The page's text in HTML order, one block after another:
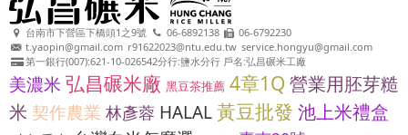
台南市下營區下橋頭1之9號 06-6892138
06-6792230
t.yaopin@gmail.com r91622023@ntu.edu.tw service.hongyu@gmail.com
第一銀行(007):621-10-026542分行:鹽水分行 戶名:弘昌碾米工廠
美濃米 弘昌碾米廠 黑豆茶推薦 4章1Q 營業用胚芽糙
米 契作農業 林彥蓉 HALAL黃豆批發 池上米禮盒